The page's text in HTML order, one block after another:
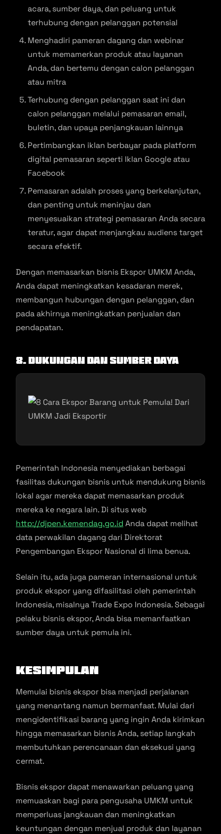
acara, sumber daya, dan peluang untuk
terhubung dengan pelanggan potensial
Menghadiri pameran dagang dan webinar
untuk memamerkan produk atau layanan
Anda, dan bertemu dengan calon pelanggan
atau mitra
Terhubung dengan pelanggan saat ini dan
calon pelanggan melalui pemasaran email,
buletin, dan upaya penjangkauan lainnya
Pertimbangkan iklan berbayar pada platform
digital pemasaran seperti Iklan Google atau
Facebook
Pemasaran adalah proses yang berkelanjutan,
dan penting untuk meninjau dan
menyesuaikan strategi pemasaran Anda secara
teratur, agar dapat menjangkau audiens target
secara efektif.
Dengan memasarkan bisnis Ekspor UMKM Anda,
Anda dapat meningkatkan kesadaran merek,
membangun hubungan dengan pelanggan, dan
pada akhirnya meningkatkan penjualan dan
pendapatan.
8. Dukungan dan Sumber Daya
Pemerintah Indonesia menyediakan berbagai
fasilitas dukungan bisnis untuk mendukung bisnis
lokal agar mereka dapat memasarkan produk
mereka ke negara lain. Di situs web
http://djpen.kemendag.go.id Anda dapat melihat
data perwakilan dagang dari Direktorat
Pengembangan Ekspor Nasional di lima benua.
Selain itu, ada juga pameran internasional untuk
produk ekspor yang difasilitasi oleh pemerintah
Indonesia, misalnya Trade Expo Indonesia. Sebagai
pelaku bisnis ekspor, Anda bisa memanfaatkan
sumber daya untuk pemula ini.
Kesimpulan
Memulai bisnis ekspor bisa menjadi perjalanan
yang menantang namun bermanfaat. Mulai dari
mengidentifikasi barang yang ingin Anda kirimkan
hingga memasarkan bisnis Anda, setiap langkah
membutuhkan perencanaan dan eksekusi yang
cermat.
Bisnis ekspor dapat menawarkan peluang yang
memuaskan bagi para pengusaha UMKM untuk
memperluas jangkauan dan meningkatkan
keuntungan dengan menjual produk dan layanan